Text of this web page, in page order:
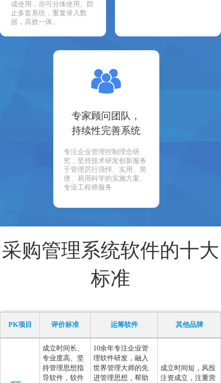
成使用，亦可分体使用。防
止多套系统，重复录入数
据，高效一体。
专家顾问团队，
持续性完善系统
专注企业管理控制理念研
究，坚持技术研发创新服务
于管理厉行强悍、实用、简
便、易用科学的实施方案、
专业工程师服务
采购管理系统软件的十大
标准
PK项目 评价标准 运筹软件 其他品牌
成立时间长、
专业度高、坚
持管理思想指
导软件，软件
10余年专注企业管
理软件研发，融入
世界管理大师的先
进管理思想，帮助
成立时间短，风投
注资成立，注重营